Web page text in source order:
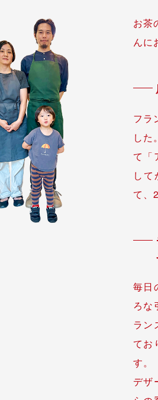
お茶
んに
フラ
した
て「
し
て、
毎日
ろな
ラン
てお
す。
デザ